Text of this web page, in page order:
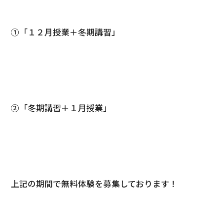
①「１２月授業＋冬期講習」
②「冬期講習＋１月授業」
上記の期間で無料体験を募集しております！